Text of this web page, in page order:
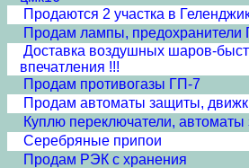
Продаются 2 участка в
Продам лампы, предохранители
Доставка воздушных шаров-
впечатления !!!
Продам противогазы ГП-7
Продам автоматы защиты,
Куплю переключатели,
Серебряные припои
Продам РЭК с хранения